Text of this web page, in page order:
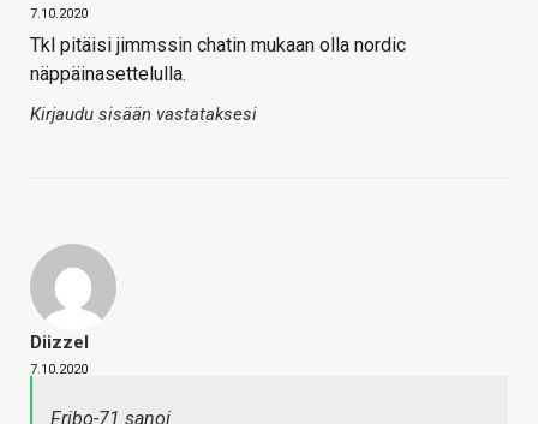
7.10.2020
Tkl pitäisi jimmssin chatin mukaan olla nordic
näppäinasettelulla.
Kirjaudu sisään vastataksesi
Diizzel
7.10.2020
Fribo-71 sanoi